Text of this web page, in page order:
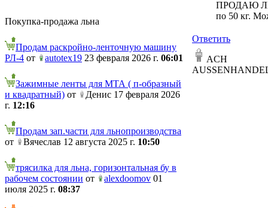
Покупка-продажа льна
Продам раскройно-ленточную машину
РЛ-4 от autotex19 23 февраля 2026 г. 06:01
Зажимные ленты для МТА ( п-образный
и квадратный) от
Денис 17 февраля 2026
г. 12:16
Продам зап.части для льнопроизводства
от
Вячеслав 12 августа 2025 г. 10:50
трясилка для льна, горизонтальная бу в
рабочем состоянии от alexdoomov 01
июля 2025 г. 08:37
ПРОДАЮ
по 50 кг.
Ответить
ACH